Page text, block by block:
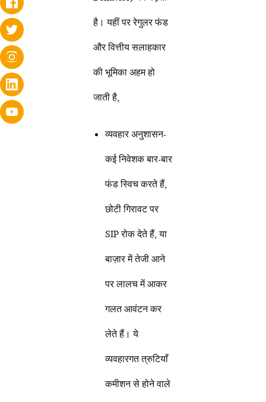
है। यहीं पर रेगुलर फंड
और वित्तीय सलाहकार
की भूमिका अहम हो
जाती है,
व्यवहार अनुशासन-
कई निवेशक बार-बार
फंड स्विच करते हैं,
छोटी गिरावट पर
SIP रोक देते हैं, या
बाज़ार में तेजी आने
पर लालच में आकर
गलत आवंटन कर
लेते हैं। ये
व्यवहारगत त्रुटियाँ
कमीशन से होने वाले